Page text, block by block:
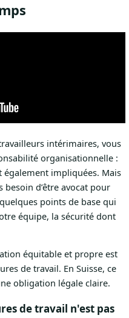
intérimaires, vous
organisationnelle :
impliquées. Mais
besoin d’être avocat pour
points de base qui
équipe, la sécurité dont
équitable et propre est
de travail. En Suisse, ce
obligation légale claire.
de travail n'est pas